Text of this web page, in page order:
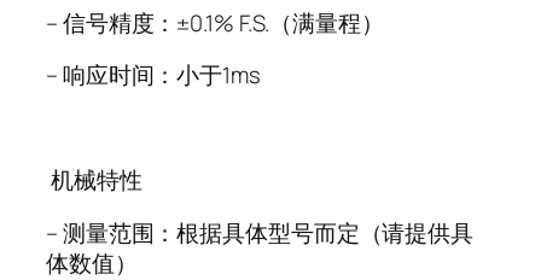
–信号精度：±0.1% F.S. （满量程）
–响应时间：小于1ms
机械特性
–测量范围：根据具体型号而定（请提供具
体数值）